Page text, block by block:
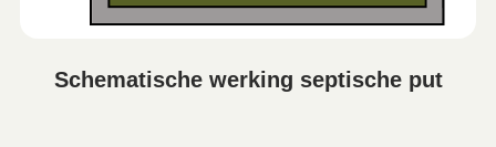
Schematische werking septische put